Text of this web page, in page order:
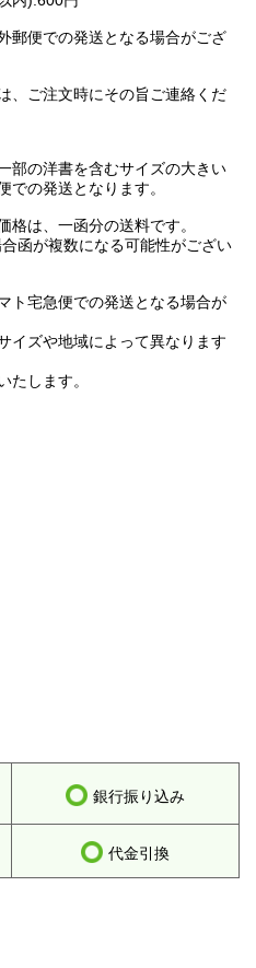
郵便での発送となる場合がござ
、ご注文時にその旨ご連絡くだ
部の洋書を含むサイズの大きい
での発送となります。
は、一函分の送料です。
函が複数になる可能性がござい
ト宅急便での発送となる場合が
ズや地域によって異なります
たします。
銀行振り込み
代金引換